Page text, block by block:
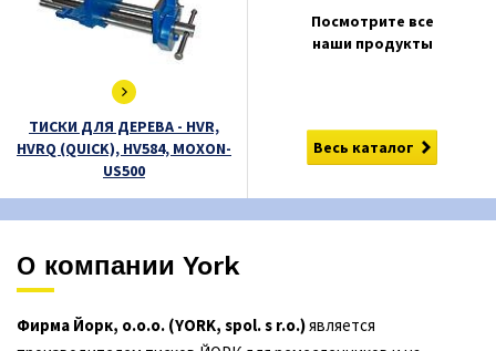
ТИСКИ ДЛЯ ДЕРЕВА - HVR,
HVRQ (QUICK), HV584, MOXON-
US500
Посмотрите все
наши продукты
Весь каталог
O компании York
Фирма Йорк, о.о.о. (YORK, spol. s r.o.)является